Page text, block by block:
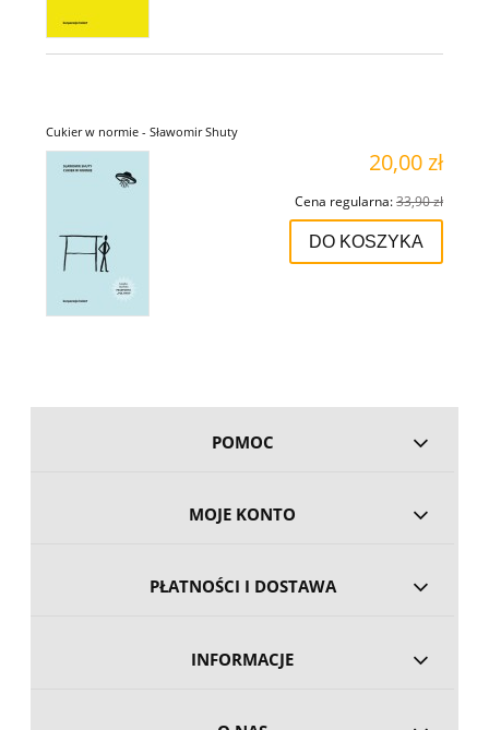
Cukier w normie - Sławomir Shuty
20,00 zł
Cena regularna:33,90 zł
DO KOSZYKA
POMOC
MOJE KONTO
PŁATNOŚCI I DOSTAWA
INFORMACJE